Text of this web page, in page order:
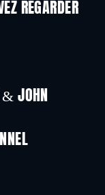
REGARDER
& JOHN